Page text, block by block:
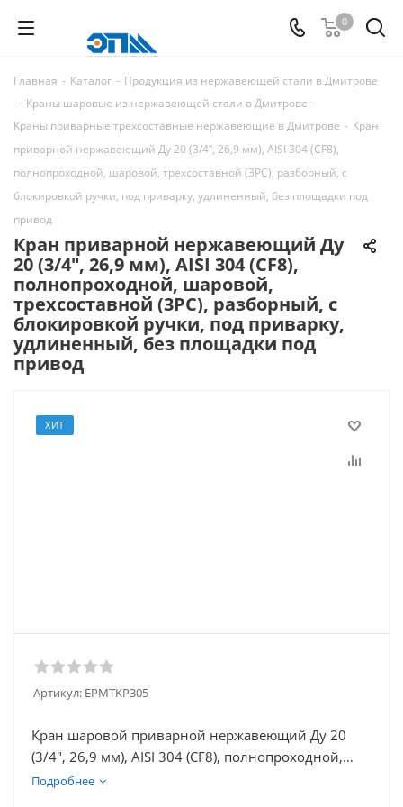
0
Главная - Каталог - Продукция из нержавеющей стали в Дмитрове
- Краны шаровые из нержавеющей стали в Дмитрове -
Краны приварные трехсоставные нержавеющие в Дмитрове - Кран
приварной нержавеющий Ду 20 (3/4ʺ, 26,9 мм), AISI 304 (CF8),
полнопроходной, шаровой, трехсоставной (3PC), разборный, с
блокировкой ручки, под приварку, удлиненный, без площадки под
привод
Кран приварной нержавеющий Ду
20 (3/4ʺ, 26,9 мм), AISI 304 (CF8),
полнопроходной, шаровой,
трехсоставной (3PC), разборный, с
блокировкой ручки, под приварку,
удлиненный, без площадки под
привод
ХИТ
Артикул: EPMTKP305
Кран шаровой приварной нержавеющий Ду 20
(3/4", 26,9 мм), AISI 304 (CF8), полнопроходной,
трехсоставной (3PC), разборный, с блокировкой
Подробнее